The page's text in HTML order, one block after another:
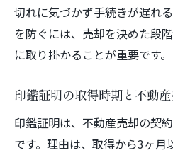
切れに気づかず手続きが遅れ
を防ぐには、売却を決めた段
に取り掛かることが重要です。
印鑑証明の取得時期と不動
印鑑証明は、不動産売却の契
です。理由は、取得から3ヶ